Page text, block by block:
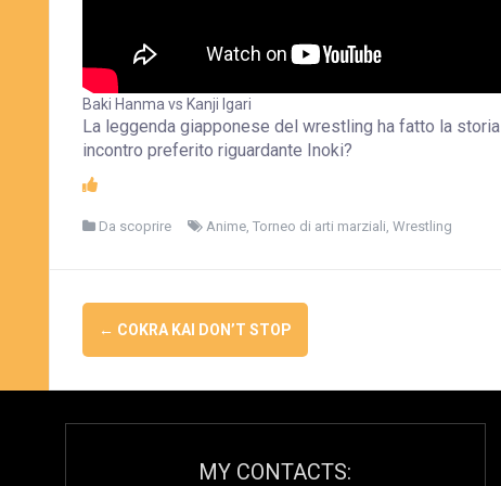
Baki Hanma vs Kanji Igari
La leggenda giapponese del wrestling ha fatto la
incontro preferito riguardante Inoki?
Da scoprire Anime, Torneo di arti marziali Wrestling
Navigazione
Articolo
← COKRA KAI DON’T STOP
MY CONTACTS: